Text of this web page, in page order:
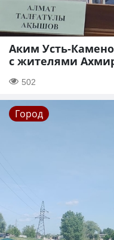
Аким Усть-
с жителями
502
Город